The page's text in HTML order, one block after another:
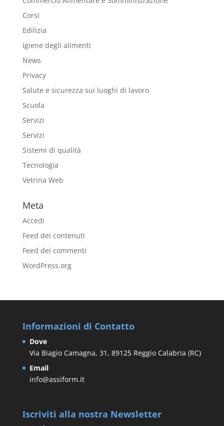
Corsi
Edilizia
Igiene degli alimenti
News
Privacy
Salute e sicurezza sui luoghi di lavoro
Scuola
Servizi
Servizi
Sistemi di qualità
Tecnologia
Vetrina Web
Meta
Accedi
Feed dei contenuti
Feed dei commenti
WordPress.org
Informazioni di Contatto
Dove
Via Biagio Camagna, 31, 89125 Reggio Calabria (RC)
Email
info@assiform.it
Iscriviti alla nostra Newsletter